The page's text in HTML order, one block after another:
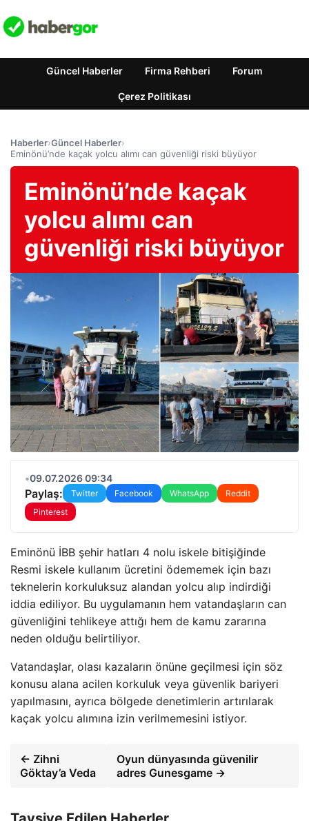
Güncel Haberler Firma Rehberi Forum
Çerez Politikası
Haberler›Güncel Haberler›
Eminönü’nde kaçak yolcu alımı can güvenliği riski büyüyor
Eminönü’nde kaçak
yolcu alımı can
güvenliği riski büyüyor
•09.07.2026 09:34
Paylaş: Twitter Facebook WhatsApp
Reddit
Pinterest
Eminönü İBB şehir hatları 4 nolu iskele bitişiğinde
Resmi iskele kullanım ücretini ödememek için bazı
teknelerin korkuluksuz alandan yolcu alıp indirdiği
iddia ediliyor. Bu uygulamanın hem vatandaşların can
güvenliğini tehlikeye attığı hem de kamu zararına
neden olduğu belirtiliyor.
Vatandaşlar, olası kazaların önüne geçilmesi için söz
konusu alana acilen korkuluk veya güvenlik bariyeri
yapılmasını, ayrıca bölgede denetimlerin artırılarak
kaçak yolcu alımına izin verilmemesini istiyor.
← Zihni
Göktay’a Veda
Oyun dünyasında güvenilir
adres Gunesgame →